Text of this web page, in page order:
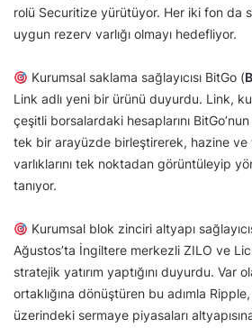
rolü Securitize yürütüyor. Her iki fon da
uygun rezerv varlığı olmayı hedefliyor.
Kurumsal saklama sağlayıcısı BitGo (
Link adlı yeni bir ürünü duyurdu. Link,
çeşitli borsalardaki hesaplarını
tek bir arayüzde birleştirerek, hazine
varlıklarını tek noktadan görüntüleyip
tanıyor.
Kurumsal blok zinciri altyapı
Ağustos’ta İngiltere merkezli ZILO ve
stratejik yatırım yaptığını duyurdu. Var
ortaklığına dönüştüren bu adımla
üzerindeki sermaye piyasaları